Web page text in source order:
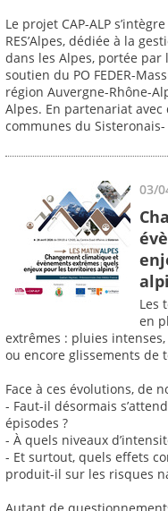
Le projet CAP-ALP
RES’Alpes, dédiée à la
dans les Alpes, portée par
soutien du PO FEDER-
région Auvergne-Rhône-
Alpes. En partenariat avec
communes du
03/
Les
en
extrêmes : pluies
ou encore glissements de
Face à ces évolutions, de
- Faut-il désormais
épisodes ?
- À quels niveaux
- Et surtout, quels effets
produit-il sur les risques